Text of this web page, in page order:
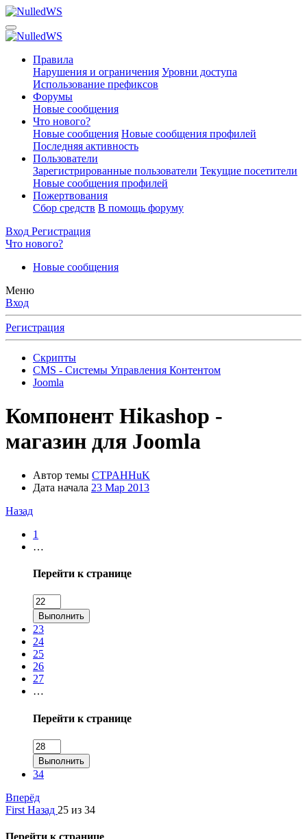
Правила
Нарушения и ограничения Уровни доступа
Использование префиксов
Форумы
Новые сообщения
Что нового?
Новые сообщения Новые сообщения профилей
Последняя активность
Пользователи
Зарегистрированные пользователи Текущие посетители
Новые сообщения профилей
Пожертвования
Сбор средств В помощь форуму
Вход Регистрация
Что нового?
Новые сообщения
Меню
Вход
Регистрация
Скрипты
CMS - Системы Управления Контентом
Joomla
Компонент Hikashop -
магазин для Joomla
Автор темы CTPAHHuK
Дата начала 23 Мар 2013
Назад
1
…
Перейти к странице
Выполнить
23
24
25
26
27
…
Перейти к странице
Выполнить
34
Вперёд
First Назад 25 из 34